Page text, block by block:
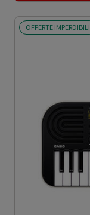
OFFERTE IMPERDIBILI